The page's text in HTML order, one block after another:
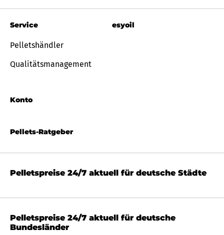
Pellets-Ratgeber
Service
Pelletshändler
Qualitätsmanagement
Konto
esyoil
Pelletspreise 24/7 aktuell für deutsche Städte
Pelletspreise 24/7 aktuell für deutsche
Bundesländer